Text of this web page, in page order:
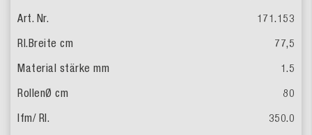
171.153
77,5
1.5
80
350.0